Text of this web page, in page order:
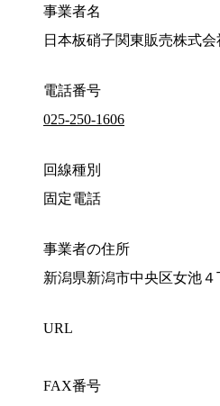
事業者名
日本板硝子関東販売株式
電話番号
025-250-1606
回線種別
固定電話
事業者の住所
新潟県新潟市中央区女池４
URL
FAX番号